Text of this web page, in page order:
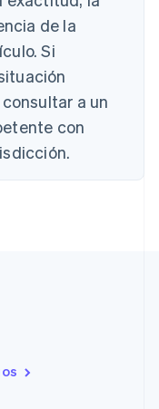
de la
Si
a un
con